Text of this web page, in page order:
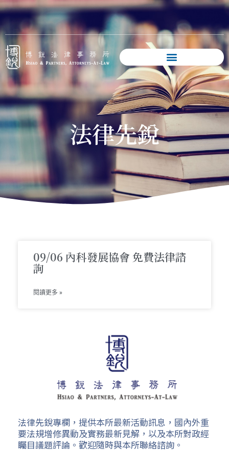
跳
主
要
內
容
法律先銳
09/06 內科發展協會 免費法律諮
詢
閱讀更多 »
法律先銳專欄，提供本所最新活動訊息，國內外重
要法規增修異動及實務最新見解，以及本所對政經
矚目議題評論。歡迎隨時與本所聯絡諮詢。